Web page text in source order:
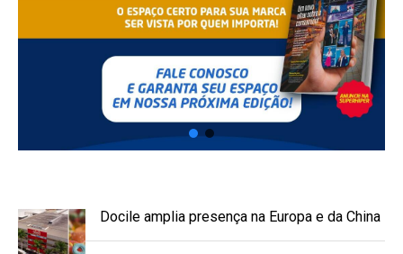
Docile amplia presença na Europa e da China